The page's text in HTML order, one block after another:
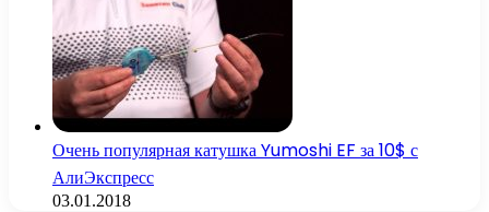
Очень популярная катушка Yumoshi EF за 10$ с
АлиЭкспресс
03.01.2018